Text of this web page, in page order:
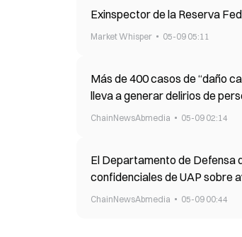
Exinspector de la Reserva
Market Whisper 05-09 05:11
Más de 400 casos de “daño
lleva a generar delirios de
ChainNewsAbmedia 05-09 02:14
El Departamento de Defensa
confidenciales de UAP sobre
ChainNewsAbmedia 05-09 00:44